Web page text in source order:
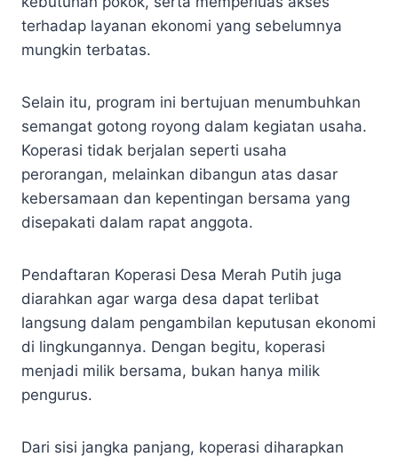
terhadap layanan ekonomi yang sebelumnya
mungkin terbatas.
Selain itu, program ini bertujuan menumbuhkan
semangat gotong royong dalam kegiatan usaha.
Koperasi tidak berjalan seperti usaha
perorangan, melainkan dibangun atas dasar
kebersamaan dan kepentingan bersama yang
disepakati dalam rapat anggota.
Pendaftaran Koperasi Desa Merah Putih juga
diarahkan agar warga desa dapat terlibat
langsung dalam pengambilan keputusan ekonomi
di lingkungannya. Dengan begitu, koperasi
menjadi milik bersama, bukan hanya milik
pengurus.
Dari sisi jangka panjang, koperasi diharapkan